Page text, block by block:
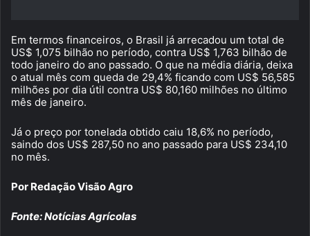
Em termos financeiros, o Brasil já arrecadou um total de
US$ 1,075 bilhão no período, contra US$ 1,763 bilhão de
todo janeiro do ano passado. O que na média diária, deixa
o atual mês com queda de 29,4% ficando com US$ 56,585
milhões por dia útil contra US$ 80,160 milhões no último
mês de janeiro.
Já o preço por tonelada obtido caiu 18,6% no período,
saindo dos US$ 287,50 no ano passado para US$ 234,10
no mês.
Por Redação Visão Agro
Fonte: Notícias Agrícolas